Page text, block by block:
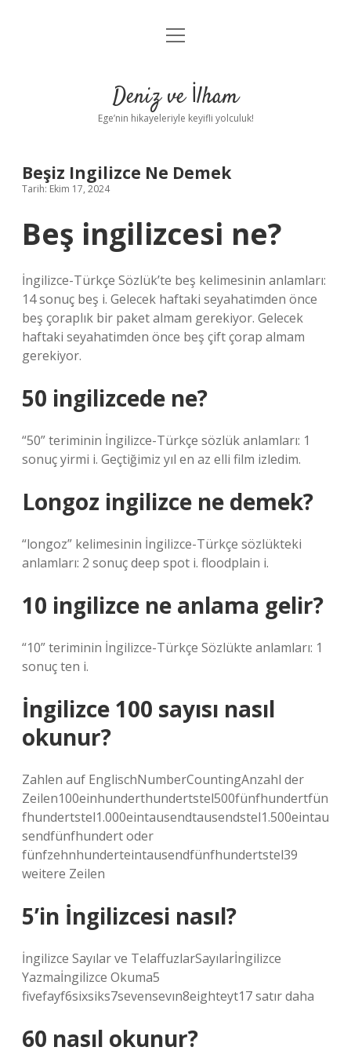
Anasayfa
Yasal Uyarı
menüyü
Deniz ve İlham
Ege’nin hikayeleriyle keyifli yolculuk!
Beşiz Ingilizce Ne Demek
Tarih: Ekim 17, 2024
Beş ingilizcesi ne?
İngilizce-Türkçe Sözlük’te beş kelimesinin anlamları:
14 sonuç beş i. Gelecek haftaki seyahatimden önce
beş çoraplık bir paket almam gerekiyor. Gelecek
haftaki seyahatimden önce beş çift çorap almam
gerekiyor.
50 ingilizcede ne?
“50” teriminin İngilizce-Türkçe sözlük anlamları: 1
sonuç yirmi i. Geçtiğimiz yıl en az elli film izledim.
Longoz ingilizce ne demek?
“longoz” kelimesinin İngilizce-Türkçe sözlükteki
anlamları: 2 sonuç deep spot i. floodplain i.
10 ingilizce ne anlama gelir?
“10” teriminin İngilizce-Türkçe Sözlükte anlamları: 1
sonuç ten i.
İngilizce 100 sayısı nasıl
okunur?
Zahlen auf EnglischNumberCountingAnzahl der
Zeilen100einhunderthundertstel500fünfhundertfün
fhundertstel1.000eintausendtausendstel1.500eintau
sendfünfhundert oder
fünfzehnhunderteintausendfünfhundertstel39
weitere Zeilen
5’in İngilizcesi nasıl?
İngilizce Sayılar ve TelaffuzlarSayılarİngilizce
Yazmaİngilizce Okuma5
fivefayf6sixsiks7sevensevın8eighteyt17 satır daha
60 nasıl okunur?